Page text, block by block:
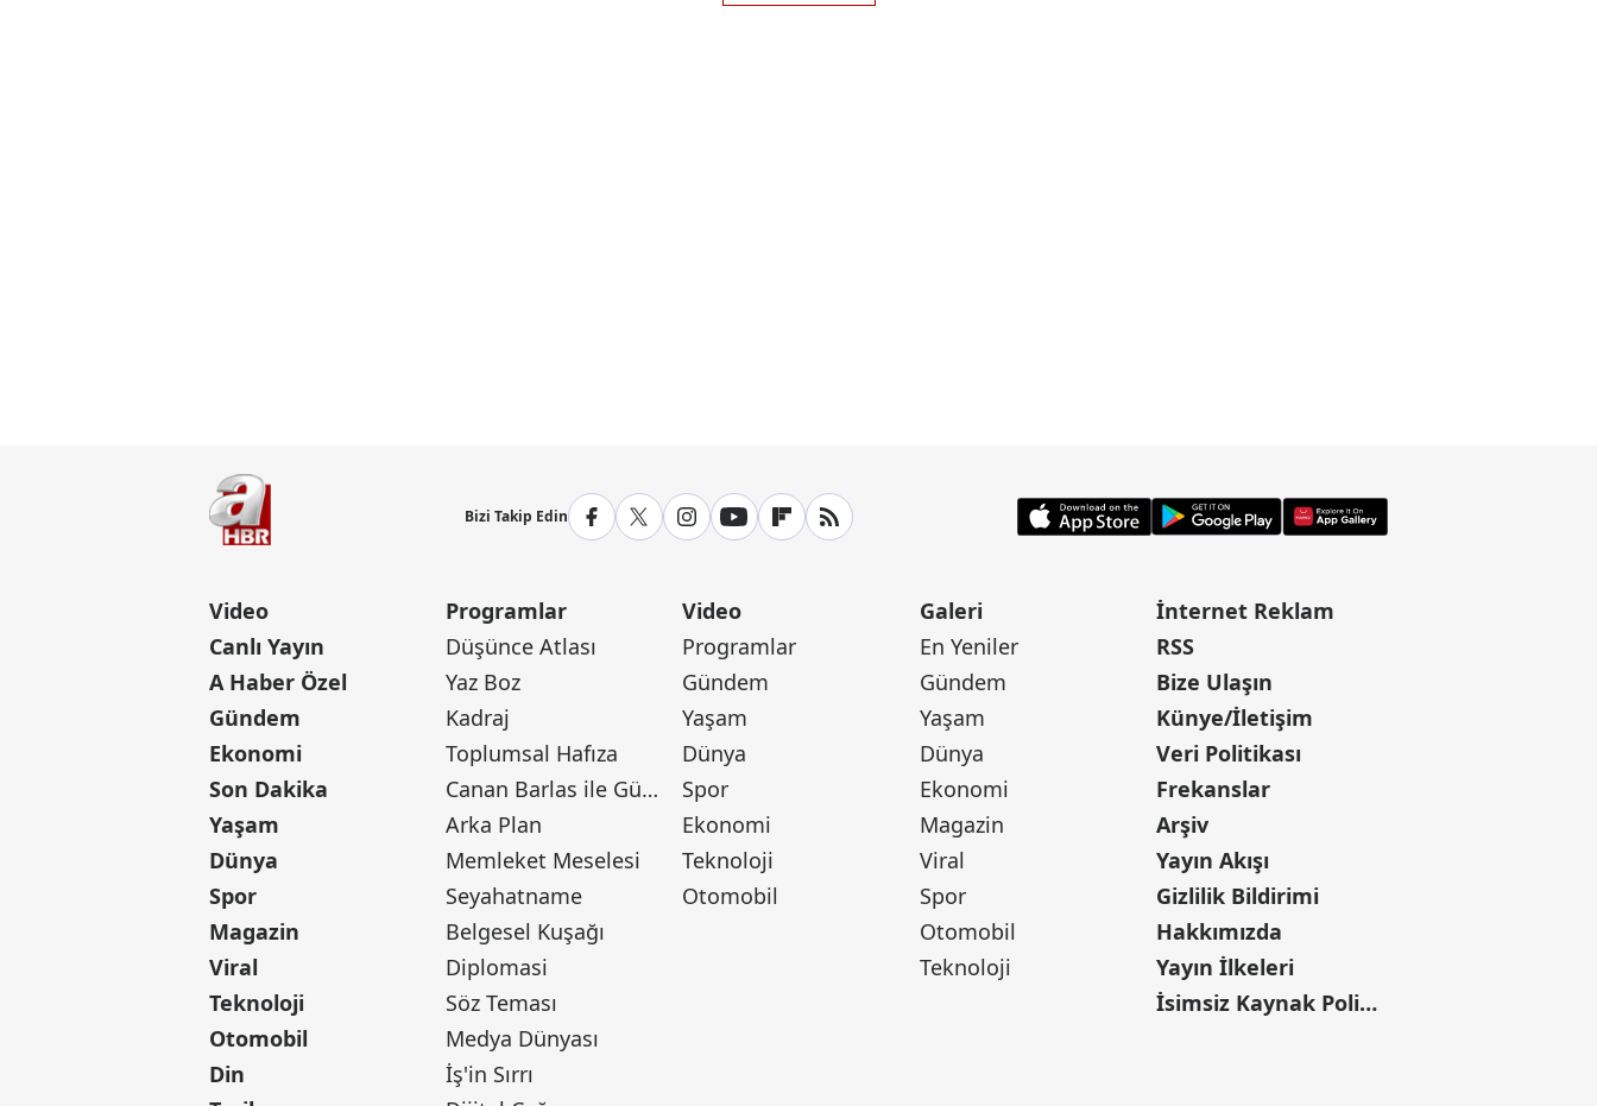
Bizi Takip Edin
Video
Canlı Yayın
A Haber Özel
Gündem
Ekonomi
Son Dakika
Yaşam
Dünya
Spor
Magazin
Viral
Teknoloji
Otomobil
Din
Programlar
Düşünce Atlası
Yaz Boz
Kadraj
Toplumsal Hafıza
Canan Barlas ile Gündem
Arka Plan
Memleket Meselesi
Seyahatname
Belgesel Kuşağı
Diplomasi
Söz Teması
Medya Dünyası
İş'in Sırrı
Video
Programlar
Gündem
Yaşam
Dünya
Spor
Ekonomi
Teknoloji
Otomobil
Galeri
En Yeniler
Gündem
Yaşam
Dünya
Ekonomi
Magazin
Viral
Spor
Otomobil
Teknoloji
İnternet Reklam
RSS
Bize Ulaşın
Künye/İletişim
Veri Politikası
Frekanslar
Arşiv
Yayın Akışı
Gizlilik Bildirimi
Hakkımızda
Yayın İlkeleri
İsimsiz Kaynak Politikası